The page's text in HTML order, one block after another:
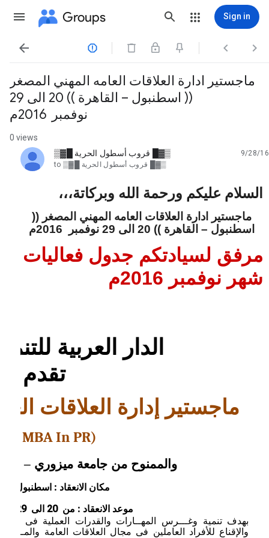
Groups Sign in
   
ماجستير ادارة العلاقات العامه المهني المصغر
(( اسطنبول – القاهرة )) 20 الى 29
نوفمبر 2016م
0 views
▒▓█ قروب أسطول الحرية █▓▒
unread,
9/28/16
to ▒▓█ قروب أسطول الحرية █▓▒
السلام عليكم ورحمة الله وبركاتة،،،
ماجستير ادارة العلاقات العامه المهني المصغر ((
اسطنبول – القاهرة )) 20 الى 29 نوفمبر 2016م
مرفق لسيادتكم جدول فعاليات
شهر نوفمبر 2016م
الدار العربية
تقدم
ماجستير إدارة العلاقات
MBA In PR)
والممنوح من جامعة ميزوري –
مكان الانعقاد : اسطنبول –
موعد الانعقاد : من 20 الى 29
بهدف تنمية وغـــرس المهــارات والقدرات العملية فى
والإقناع للأفراد العاملين فى مجال العلاقات العامة